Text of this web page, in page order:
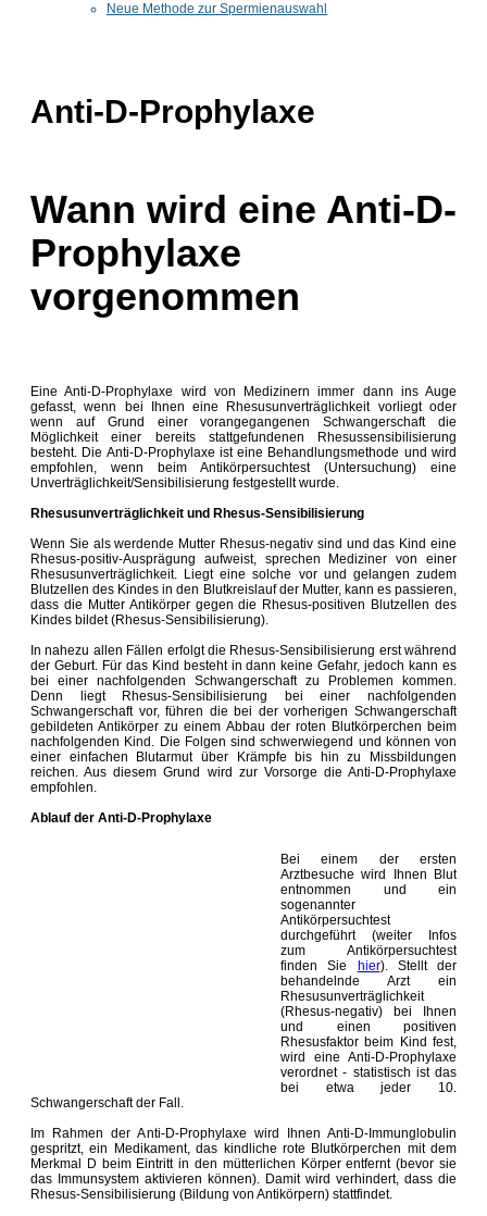
Neue Methode zur Spermienauswahl
Anti-D-Prophylaxe
Wann wird eine Anti-D-
Prophylaxe
vorgenommen
Eine Anti-D-Prophylaxe wird von Medizinern immer dann ins Auge
gefasst, wenn bei Ihnen eine Rhesusunverträglichkeit vorliegt oder
wenn auf Grund einer vorangegangenen Schwangerschaft die
Möglichkeit einer bereits stattgefundenen Rhesussensibilisierung
besteht. Die Anti-D-Prophylaxe ist eine Behandlungsmethode und wird
empfohlen, wenn beim Antikörpersuchtest (Untersuchung) eine
Unverträglichkeit/Sensibilisierung festgestellt wurde.
Rhesusunverträglichkeit und Rhesus-Sensibilisierung
Wenn Sie als werdende Mutter Rhesus-negativ sind und das Kind eine
Rhesus-positiv-Ausprägung aufweist, sprechen Mediziner von einer
Rhesusunverträglichkeit. Liegt eine solche vor und gelangen zudem
Blutzellen des Kindes in den Blutkreislauf der Mutter, kann es passieren,
dass die Mutter Antikörper gegen die Rhesus-positiven Blutzellen des
Kindes bildet (Rhesus-Sensibilisierung).
In nahezu allen Fällen erfolgt die Rhesus-Sensibilisierung erst während
der Geburt. Für das Kind besteht in dann keine Gefahr, jedoch kann es
bei einer nachfolgenden Schwangerschaft zu Problemen kommen.
Denn liegt Rhesus-Sensibilisierung bei einer nachfolgenden
Schwangerschaft vor, führen die bei der vorherigen Schwangerschaft
gebildeten Antikörper zu einem Abbau der roten Blutkörperchen beim
nachfolgenden Kind. Die Folgen sind schwerwiegend und können von
einer einfachen Blutarmut über Krämpfe bis hin zu Missbildungen
reichen. Aus diesem Grund wird zur Vorsorge die Anti-D-Prophylaxe
empfohlen.
Ablauf der Anti-D-Prophylaxe
Bei einem der ersten
Arztbesuche wird Ihnen Blut
entnommen und ein
sogenannter
Antikörpersuchtest
durchgeführt (weiter Infos
zum Antikörpersuchtest
finden Sie
hier). Stellt der
behandelnde Arzt ein
Rhesusunverträglichkeit
(Rhesus-negativ) bei Ihnen
und einen positiven
Rhesusfaktor beim Kind fest,
wird eine Anti-D-Prophylaxe
verordnet - statistisch ist das
bei etwa jeder 10.
Schwangerschaft der Fall.
Im Rahmen der Anti-D-Prophylaxe wird Ihnen Anti-D-Immunglobulin
gespritzt, ein Medikament, das kindliche rote Blutkörperchen mit dem
Merkmal D beim Eintritt in den mütterlichen Körper entfernt (bevor sie
das Immunsystem aktivieren können). Damit wird verhindert, dass die
Rhesus-Sensibilisierung (Bildung von Antikörpern) stattfindet.